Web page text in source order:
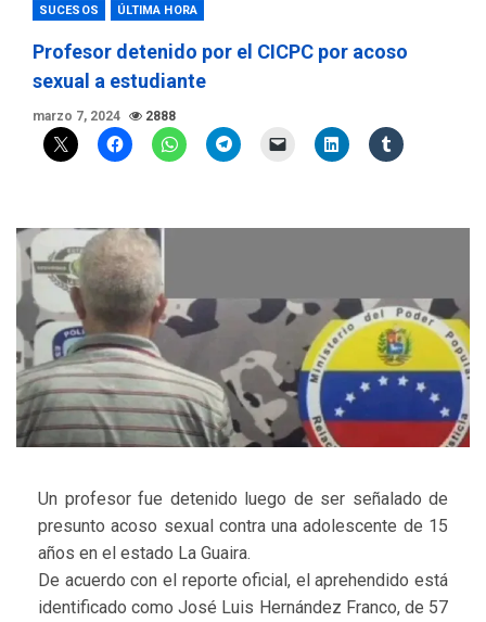
SUCESOS ÚLTIMA HORA
Profesor detenido por el CICPC por acoso
sexual a estudiante
marzo 7, 2024 2888
Un profesor fue detenido luego de ser señalado de
presunto acoso sexual contra una adolescente de 15
años en el estado La Guaira.
De acuerdo con el reporte oficial, el aprehendido está
identificado como José Luis Hernández Franco, de 57